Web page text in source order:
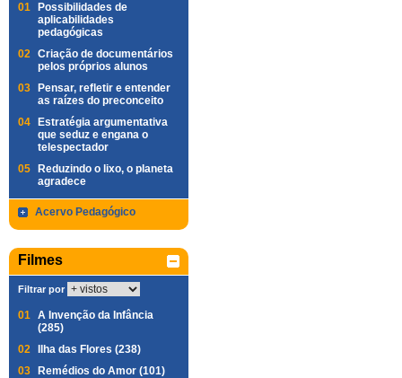
01
Possibilidades de
aplicabilidades
pedagógicas
02 Criação de documentários
pelos próprios alunos
03
Pensar, refletir e entender
as raízes do preconceito
04
Estratégia argumentativa
que seduz e engana o
telespectador
05
Reduzindo o lixo, o planeta
agradece
Acervo Pedagógico
Filmes
Filtrar por
01 A Invenção da Infância
(285)
02
Ilha das Flores (238)
03
Remédios do Amor (101)